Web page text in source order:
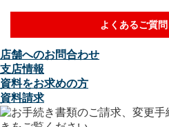
よくあるご質
店舗へのお問合わせ
支店情報
資料をお求めの方
資料請求